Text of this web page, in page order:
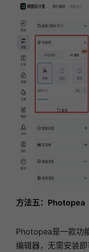
方法五：Photopea
Photopea是一款功
编辑器，无需安装